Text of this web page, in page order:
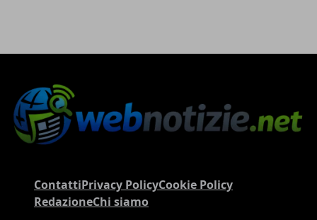
ContattiPrivacy PolicyCookie Policy
RedazioneChi siamo